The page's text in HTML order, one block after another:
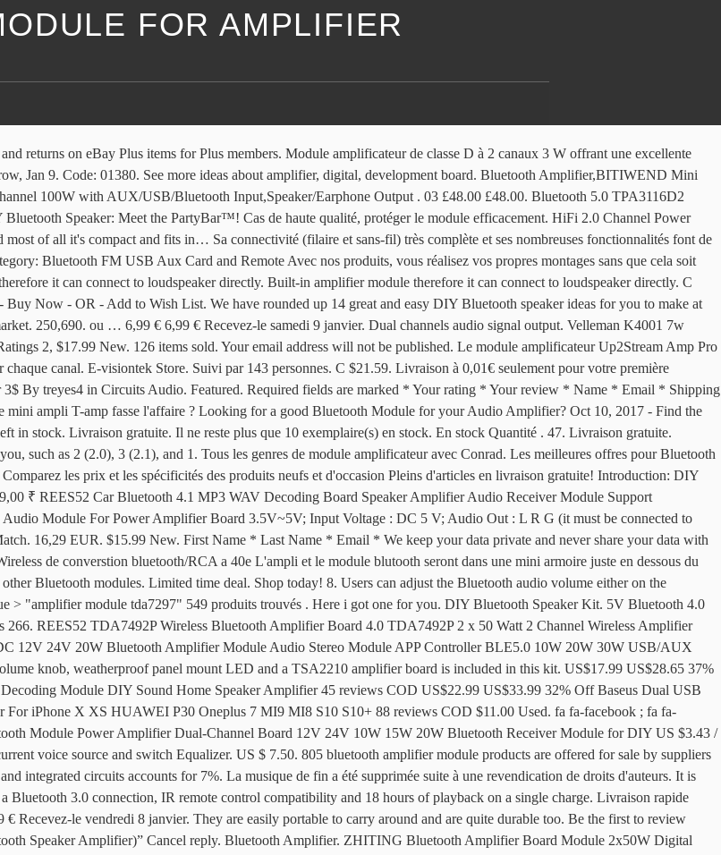
FOR AMPLIFIER
or turning the real knob physically. Accueil > commentaires > Electronique > "amplifier module tda7297" 549 produits trouvés . Here i got one for you. DIY Bluetooth Speaker Kit. 5V Bluetooth 4.0 Audio Receiver Template Stereo Power Amplifier Modified Module. 4.5 out of 5 stars 266. REES52 TDA7492P Wireless Bluetooth Amplifier Board 4.0 TDA7492P 2 x 50 Watt 2 Channel Wireless Amplifier Board Audio Receiver Digital Power Amplifier Board Module 3.3 out of 5 stars 28. DC 12V 24V 20W Bluetooth Amplifier Module Audio Stereo Module APP Controller BLE5.0 10W 20W 30W USB/AUX Music Input. DIY Bluetooth speakers are quite easy to make under a low budget! A volume knob, weatherproof panel mount LED and a TSA2210 amplifier board is included in this kit. US$17.99 US$28.65 37% Off bluetooth 5.0 MP3 Audio Decoder Music Player USB TF FM Radio DH Digital Decoding Module DIY Sound Home Speaker Amplifier 45 reviews COD US$22.99 US$33.99 32% Off Baseus Dual USB Quick Charging 4.0 Car Charger FM Transmitter Bluetooth Car Kit LCD MP3 Player For iPhone X XS HUAWEI P30 Oneplus 7 MI9 MI8 S10 S10+ 88 reviews COD $11.00 Used. fa fa-facebook ; fa fa-youtube; fa fa-flickr; fa fa-rss; Subscribe in a reader. Download Favorite. Stereo Bluetooth Module Power Amplifier Dual-Channel Board 12V 24V 10W 15W 20W Bluetooth Receiver Module for DIY US $3.43 / piece | 97 Orders . It can work with APP Sinilink which can display can monitor the current voice source and switch Equalizer. US $ 7.50. 805 bluetooth amplifier module products are offered for sale by suppliers on Alibaba.com, of which mp3 player accounts for 18%, amplifier accounts for 15%, and integrated circuits accounts for 7%. La musique de fin a été supprimée suite à une revendication de droits d'auteurs. It is ideal for DIY wireless Bluetooth speakers and transponders. Your DIY speaker offers a Bluetooth 3.0 connection, IR remote control compatibility and 18 hours of playback on a single charge. Livraison rapide Produits de qualité à petits prix Aliexpress : Achetez malin, vivez mieux 15,99 € 15,99 € Recevez-le vendredi 8 janvier. They are easily portable to carry around and are quite durable too. Be the first to review “BK8000L Wireless Bluetooth Stereo Audio Module (AT Commands SPP DIY Bluetooth Speaker Amplifier)” Cancel reply. Bluetooth Amplifier. ZHITING Bluetooth Amplifier Board Module 2x50W Digital Stereo Audio Amp Board Dual Channel DC 5V-27V avec Filtre HiFi. Stereo Audio Bluetooth Module with no China Lady Sound for DIY Audio Amplifiers. It can work with APP Sinilink which can display can monitor the current voice source and switch Equalizer. XBee 1mW Wire Antenna. Livraison à 0,01€ seulement pour votre première commande expédiée par Amazon. This kit is designed for amplifier manufacturer and DIY users. Make a wireless speaker, loud enough to fill an entire room! Get the best deals on Amplifier Bluetooth Audio Modules. The TDA7492P 25W+25W Wireless Bluetooth CSR 4.0 Audio Receiver Digital Amplifier Board is a fantastic Class-D amplifier that can be used for a wide range of audio applications. 2 x LM386 Audio Amplifier Module. Acrylique DIY cas couvrir coque pour TDA7492P 2 * 25W sans fil Bluetooth 4.0 audio amplificateur récepteur Module Board avec. matériau acrylique, semble transparent (nécessité de déchirer le film). cas de bricolage pour TDA7492P 2 * 25W Bluetooth 4.0 audio de la carte du récepteur. IRS2092S 500W mono canal numérique classe D ampli amplificateur Conseil module. Neuf Subwoofer Amplificateur Numérique Board NE5532 Amp 8-25V Audio Module Haut . Hot This Week. XY-AP15H is a high-power Stereo Bluetooth Audio module. All; Auction; Buy It Now; Sort: Best Match. Nous disposons du module amplificateur classe AB, du module amplificateur classe D, du module amplificateur caisson de basse, et autres modules amplificateurs pour DIY. 1,459. Achat en ligne amplifier board diy bluetooth speaker module pas cher sur Aliexpress France ! 5 out of 5 stars (2) Total Ratings 2, $29.95 New. £28.03 £ 28. It comes in Multicolour. Original & Alps Rk27 50k 50ka Log Potentiometer US. Limited Time … Shop with Afterpay on eligible items. 2 X 8 Watt Class D Bluetooth 4.0 Audio Amplifier DIY Kit With Volume Knob - TSA. He found a pretty inexpensive Bluetooth audio amplifier on AliExpress. 4,1 sur 5 étoiles 10. BT201 Dual Mode 5.0 Bluetooth Lossless … The kit is available in 3 different formats; on its own with no speakers, with 4ohm 65mm speakers included or with 8ohm 100mm speakers included. DollaTek Mini amplificateur numérique Module PAM8610 Puce 2 x 10 W condensateur Audio 2 canaux Classe D Amp Module DIY DC 12V. Get it Sunday, January 3 - Monday, January 4. Dual channels audio signal output. e_goto Processors Store. FREE Delivery by Amazon. Cheap Integrated Circuits, Buy Quality Electronic Components & Supplies Directly from China Suppliers:DC 3.7V 5V 3W Digital Audio Amplifier Board Double Dual Plate DIY Bluetooth Speaker Modification Sound Music Module Micro USB Enjoy Free Shipping Worldwide! TSA6177 - Bluetooth 5.0 Audio Receiver SPDIF TOSLINK Ouput (Apt-X) US $ 24.95 – US $ 25.95. In our latest feature of DIY audio builds, we have [Patrick’s] vinyl cylindrical speaker. Ce module s'appaire en Bluetooth à votre smartphone et délivre la musique jouée sur des hauts-parleurs non inclus. AudioB I2S Bluetooth Digital Audio Receiver Module - SMA. XY-AP50L is a high-power Stereo Bluetooth Audio module. Description: This is the very popular 2.4GHz XBee module from Digi. 92,82 EUR. You can power this kit with a 12V DC power supply or a 12V batttery. It is an inexpensive but worthwhile investment that is simple to use and install, and offers ease-of-use at its best with audio input via Bluetooth 4.